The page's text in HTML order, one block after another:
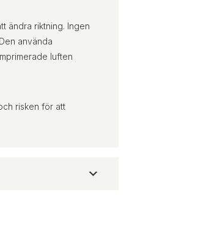
ändra riktning. Ingen
använda
luften
risken för att